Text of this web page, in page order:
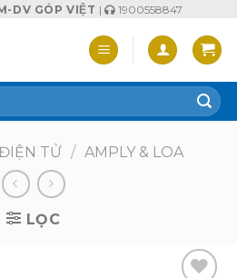
DV GÓP VIỆT | 1900558847
TỬ / AMPLY & LOA
LỌC